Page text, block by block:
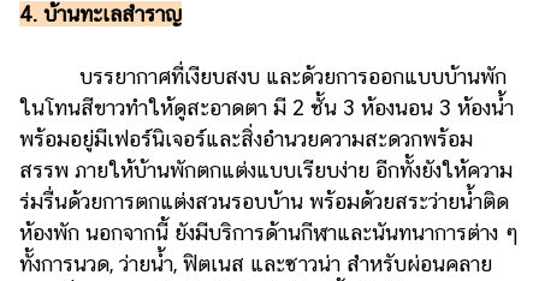
4. บ้านทะเลสำราญ
บรรยากาศที่เงียบสงบ และด้วยการออกแบบบ้านพัก
ในโทนสีขาวทำให้ดูสะอาดตา มี 2 ชั้น 3 ห้องนอน 3 ห้องน้ำ
พร้อมอยู่มีเฟอร์นิเจอร์และสิ่งอำนวยความสะดวกพร้อม
สรรพ ภายให้บ้านพักตกแต่งแบบเรียบง่าย อีกทั้งยังให้ความ
ร่มรื่นด้วยการตกแต่งสวนรอบบ้าน พร้อมด้วยสระว่ายน้ำติด
ห้องพัก นอกจากนี้ ยังมีบริการด้านกีฬาและนันทนาการต่าง ๆ
ทั้งการนวด, ว่ายน้ำ, ฟิตเนส และซาวน่า สำหรับผ่อนคลาย